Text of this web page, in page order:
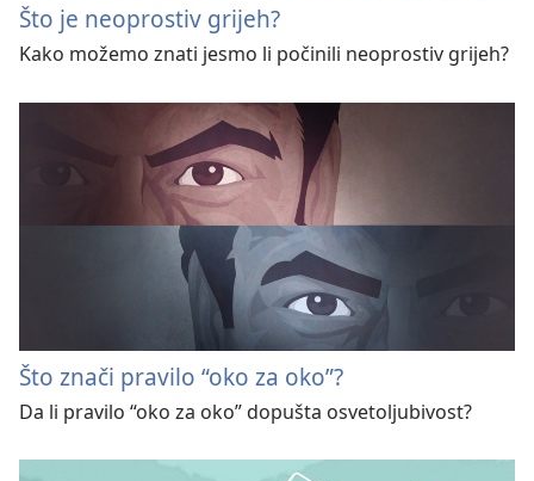
Što je neoprostiv grijeh?
Kako možemo znati jesmo li počinili neoprostiv grijeh?
Što znači pravilo “oko za oko”?
Da li pravilo “oko za oko” dopušta osvetoljubivost?